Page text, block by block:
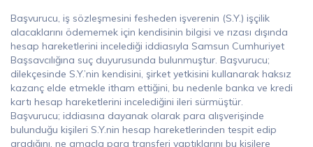
Başvurucu, iş sözleşmesini fesheden işverenin (S.Y.) işçilik
alacaklarını ödememek için kendisinin bilgisi ve rızası dışında
hesap hareketlerini incelediği iddiasıyla Samsun Cumhuriyet
Başsavcılığına suç duyurusunda bulunmuştur. Başvurucu;
dilekçesinde S.Y.’nin kendisini, şirket yetkisini kullanarak haksız
kazanç elde etmekle itham ettiğini, bu nedenle banka ve kredi
kartı hesap hareketlerini incelediğini ileri sürmüştür.
Başvurucu; iddiasına dayanak olarak para alışverişinde
bulunduğu kişileri S.Y.nin hesap hareketlerinden tespit edip
aradığını, ne amaçla para transferi yaptıklarını bu kişilere